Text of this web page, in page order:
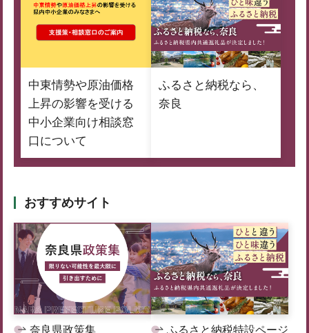
中東情勢や原油価格
上昇の影響を受ける
中小企業向け相談窓
口について
ふるさと納税なら、
奈良
おすすめサイト
奈良県政策集 ふるさと納税特設ページ